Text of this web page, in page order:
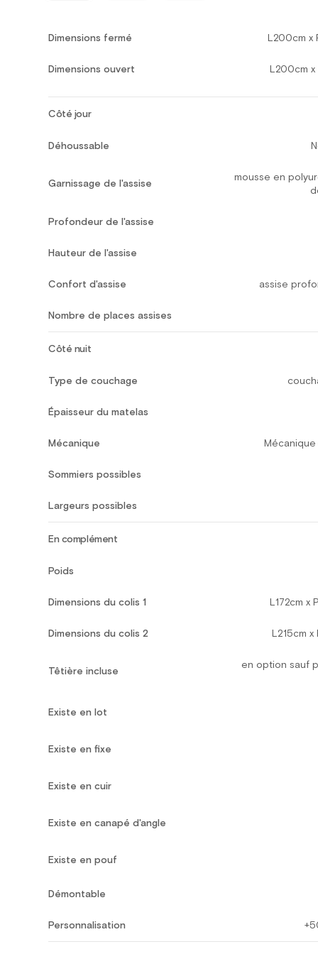
Dimensions fermé L200cm x
Dimensions ouvert L200cm x
Côté jour
Déhoussable
Garnissage de l'assise
mousse en
Profondeur de l'assise
Hauteur de l'assise
Confort d'assise assise
Nombre de places assises
Côté nuit
Type de couchage
Épaisseur du matelas
Mécanique
Sommiers possibles
Largeurs possibles
En complément
Poids
Dimensions du colis 1 L172cm x
Dimensions du colis 2 L215cm
Têtière incluse
en option sauf
Existe en lot
Existe en fixe
Existe en cuir
Existe en canapé d'angle
Existe en pouf
Démontable
Personnalisation